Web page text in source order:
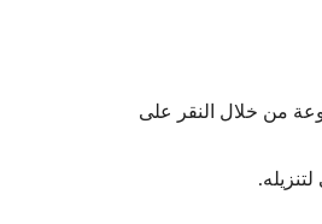
من خلال النقر على